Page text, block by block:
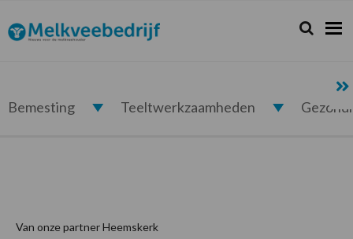
de
hoofdnavigatie
de
hoofd
de
eerste
de
voettekst
Melkveebedrijf.nl Zoeken...
Zoek
Bemesting Teeltwerkzaamheden
Van onze partner Heemskerk